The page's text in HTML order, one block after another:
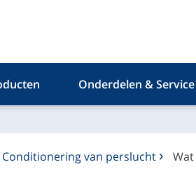
Onderdelen & Service
Conditionering van perslucht